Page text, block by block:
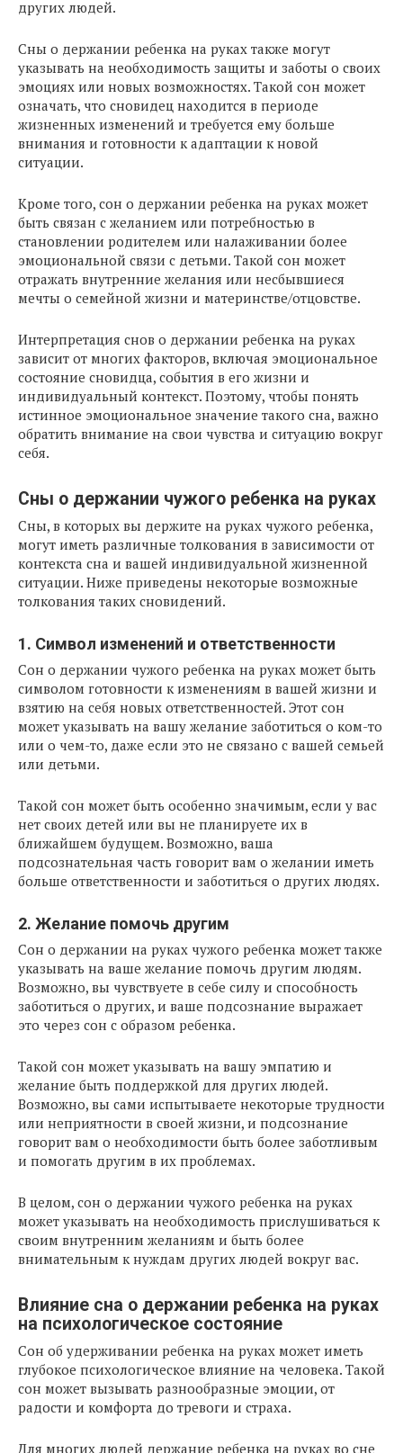
других людей.
Сны о держании ребенка на руках также могут
указывать на необходимость защиты и заботы о своих
эмоциях или новых возможностях. Такой сон может
означать, что сновидец находится в периоде
жизненных изменений и требуется ему больше
внимания и готовности к адаптации к новой
ситуации.
Кроме того, сон о держании ребенка на руках может
быть связан с желанием или потребностью в
становлении родителем или налаживании более
эмоциональной связи с детьми. Такой сон может
отражать внутренние желания или несбывшиеся
мечты о семейной жизни и материнстве/отцовстве.
Интерпретация снов о держании ребенка на руках
зависит от многих факторов, включая эмоциональное
состояние сновидца, события в его жизни и
индивидуальный контекст. Поэтому, чтобы понять
истинное эмоциональное значение такого сна, важно
обратить внимание на свои чувства и ситуацию вокруг
себя.
Сны о держании чужого ребенка на руках
Сны, в которых вы держите на руках чужого ребенка,
могут иметь различные толкования в зависимости от
контекста сна и вашей индивидуальной жизненной
ситуации. Ниже приведены некоторые возможные
толкования таких сновидений.
1. Символ изменений и ответственности
Сон о держании чужого ребенка на руках может быть
символом готовности к изменениям в вашей жизни и
взятию на себя новых ответственностей. Этот сон
может указывать на вашу желание заботиться о ком-то
или о чем-то, даже если это не связано с вашей семьей
или детьми.
Такой сон может быть особенно значимым, если у вас
нет своих детей или вы не планируете их в
ближайшем будущем. Возможно, ваша
подсознательная часть говорит вам о желании иметь
больше ответственности и заботиться о других людях.
2. Желание помочь другим
Сон о держании на руках чужого ребенка может также
указывать на ваше желание помочь другим людям.
Возможно, вы чувствуете в себе силу и способность
заботиться о других, и ваше подсознание выражает
это через сон с образом ребенка.
Такой сон может указывать на вашу эмпатию и
желание быть поддержкой для других людей.
Возможно, вы сами испытываете некоторые трудности
или неприятности в своей жизни, и подсознание
говорит вам о необходимости быть более заботливым
и помогать другим в их проблемах.
В целом, сон о держании чужого ребенка на руках
может указывать на необходимость прислушиваться к
своим внутренним желаниям и быть более
внимательным к нуждам других людей вокруг вас.
Влияние сна о держании ребенка на руках
на психологическое состояние
Сон об удерживании ребенка на руках может иметь
глубокое психологическое влияние на человека. Такой
сон может вызывать разнообразные эмоции, от
радости и комфорта до тревоги и страха.
Для многих людей держание ребенка на руках во сне